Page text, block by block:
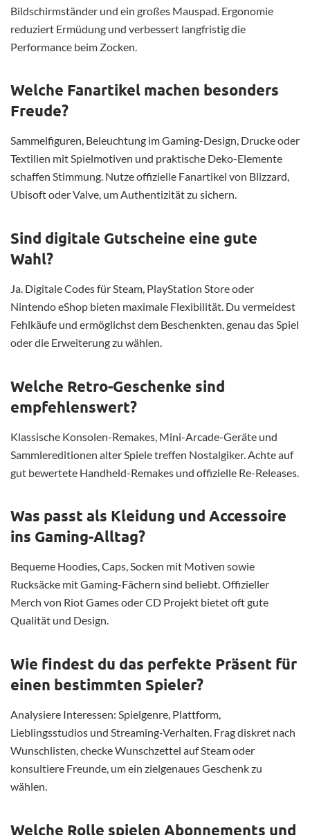
Bildschirmständer und ein großes Mauspad. Ergonomie
reduziert Ermüdung und verbessert langfristig die
Performance beim Zocken.
Welche Fanartikel machen besonders
Freude?
Sammelfiguren, Beleuchtung im Gaming-Design, Drucke oder
Textilien mit Spielmotiven und praktische Deko-Elemente
schaffen Stimmung. Nutze offizielle Fanartikel von Blizzard,
Ubisoft oder Valve, um Authentizität zu sichern.
Sind digitale Gutscheine eine gute
Wahl?
Ja. Digitale Codes für Steam, PlayStation Store oder
Nintendo eShop bieten maximale Flexibilität. Du vermeidest
Fehlkäufe und ermöglichst dem Beschenkten, genau das Spiel
oder die Erweiterung zu wählen.
Welche Retro-Geschenke sind
empfehlenswert?
Klassische Konsolen-Remakes, Mini-Arcade-Geräte und
Sammlereditionen alter Spiele treffen Nostalgiker. Achte auf
gut bewertete Handheld-Remakes und offizielle Re-Releases.
Was passt als Kleidung und Accessoire
ins Gaming-Alltag?
Bequeme Hoodies, Caps, Socken mit Motiven sowie
Rucksäcke mit Gaming-Fächern sind beliebt. Offizieller
Merch von Riot Games oder CD Projekt bietet oft gute
Qualität und Design.
Wie findest du das perfekte Präsent für
einen bestimmten Spieler?
Analysiere Interessen: Spielgenre, Plattform,
Lieblingsstudios und Streaming-Verhalten. Frag diskret nach
Wunschlisten, checke Wunschzettel auf Steam oder
konsultiere Freunde, um ein zielgenaues Geschenk zu
wählen.
Welche Rolle spielen Abonnements und